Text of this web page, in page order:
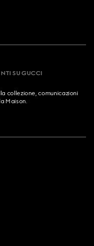
SU GUCCI
collezione, comunicazioni
Maison.